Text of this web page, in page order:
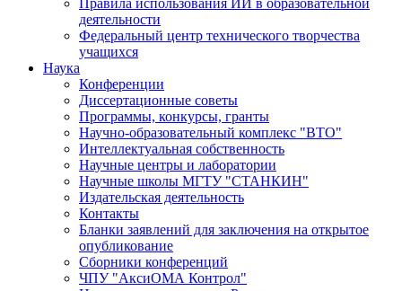
Правила использования ИИ в образовательной
деятельности
Федеральный центр технического творчества
учащихся
Наука
Конференции
Диссертационные советы
Программы, конкурсы, гранты
Научно-образовательный комплекс "ВТО"
Интеллектуальная собственность
Научные центры и лаборатории
Научные школы МГТУ "СТАНКИН"
Издательская деятельность
Контакты
Бланки заявлений для заключения на открытое
опубликование
Сборники конференций
ЧПУ "АксиОМА Контрол"